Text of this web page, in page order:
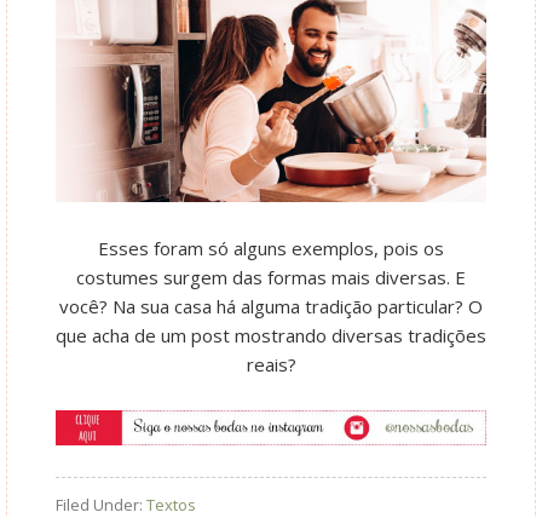
Esses foram só alguns exemplos, pois os
costumes surgem das formas mais diversas. E
você? Na sua casa há alguma tradição particular? O
que acha de um post mostrando diversas tradições
reais?
Filed Under: Textos